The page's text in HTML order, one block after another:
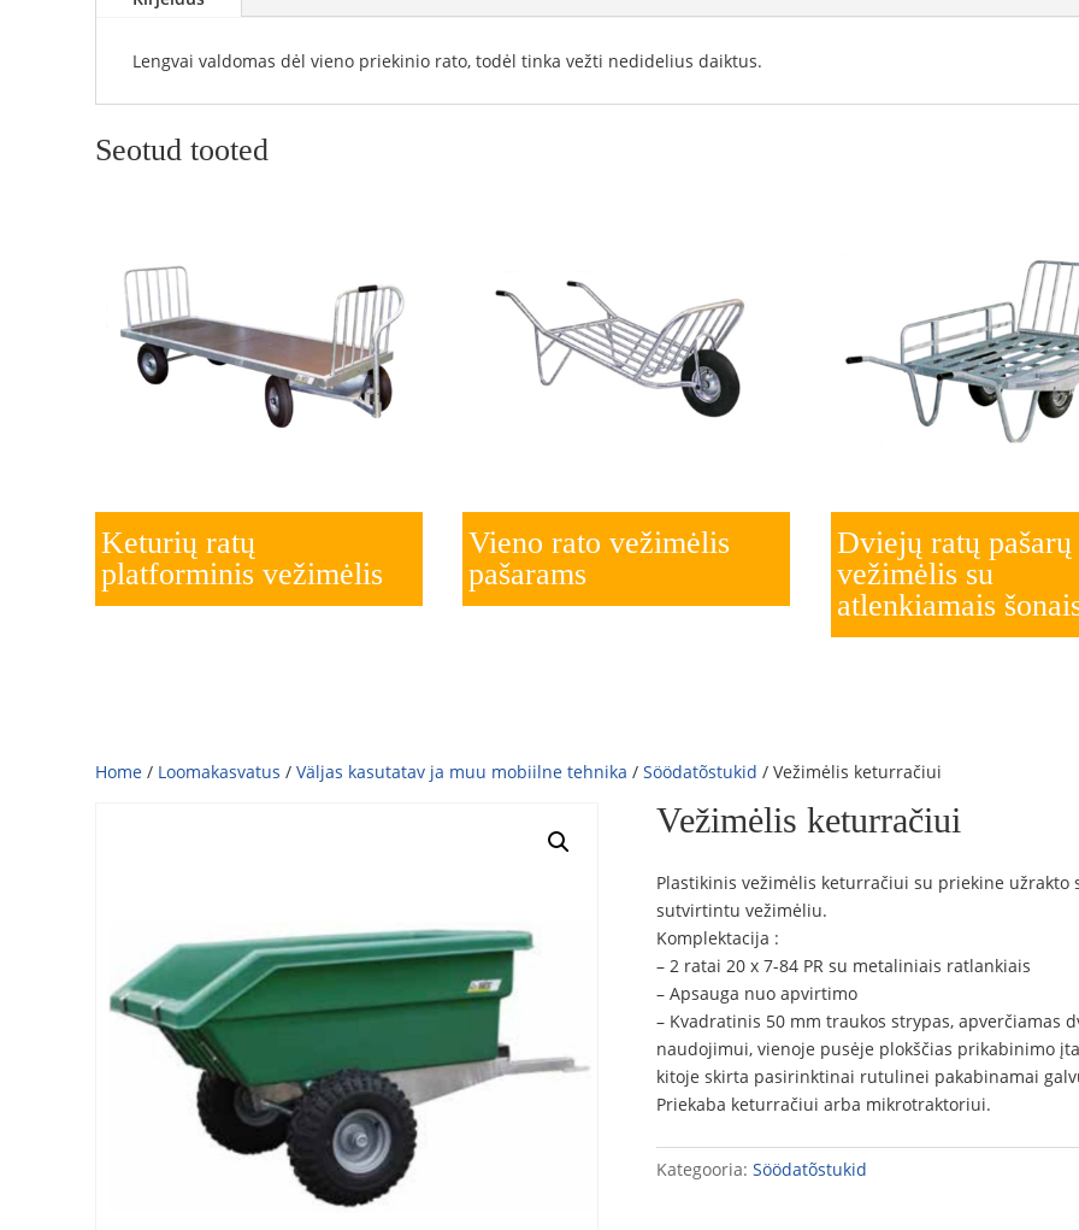
Lengvai valdomas dėl vieno priekinio rato, todėl tinka vežti nedidelius daiktus.
Seotud tooted
Keturių ratų
platforminis vežimėlis
Vieno rato vežimėlis
pašarams
Dviejų ratų pašarų
vežimėlis su
atlenkiamais
Home / Loomakasvatus /Väljas kasutatav ja muu mobiilne tehnika /Söödatõstukid / Vežimėlis keturračiui
Vežimėlis keturračiui
Plastikinis vežimėlis keturračiui su priekine užrakto
sutvirtintu vežimėliu.
Komplektacija :
– 2 ratai 20 x 7-84 PR su metaliniais ratlankiais
– Apsauga nuo apvirtimo
– Kvadratinis 50 mm traukos strypas, apverčiamas
naudojimui, vienoje pusėje plokščias prikabinimo
kitoje skirta pasirinktinai rutulinei pakabinamai
Priekaba keturračiui arba mikrotraktoriui.
Kategooria:Söödatõstukid